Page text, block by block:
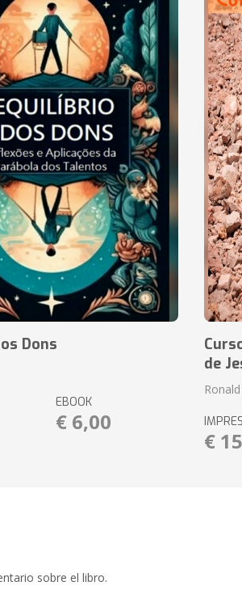
Dons
EBOOK
€ 6,00
de
€
sobre el libro.